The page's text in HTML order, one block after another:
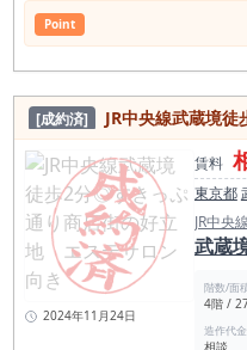
Point
[成約済] JR中央線武蔵境徒歩2分◎
2024年11月24日
賃料
東京都
JR中央線
武蔵
階数/面
4階 /
造作代金
相談